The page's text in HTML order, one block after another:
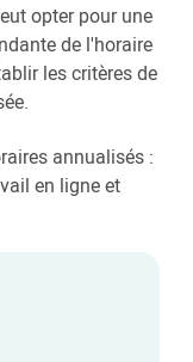
opter pour une
de l'horaire
les critères de
annualisés :
en ligne et